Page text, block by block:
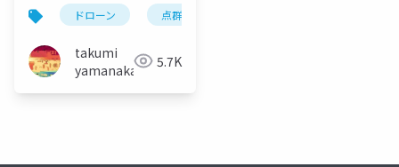
ドローン 点群
takumi
yamanaka
5.7K